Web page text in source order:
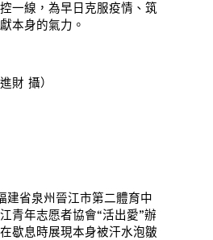
一線，為早日克服疫情、筑
本身的氣力。
攝）
省泉州晉江市第二體育中
青年志愿者協會“活出愛”辦
歇息時展現本身被汗水泡皺